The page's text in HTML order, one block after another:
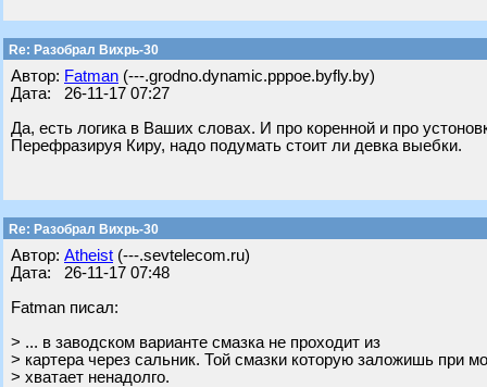
Re: Разобрал Вихрь-30
Автор: Fatman (---.grodno.dynamic.pppoe.byfly.by)
Дата: 26-11-17 07:27
Да, есть логика в Ваших словах. И про коренной и про
Перефразируя Киру, надо подумать стоит ли девка выебки.
Re: Разобрал Вихрь-30
Автор: Atheist (---.sevtelecom.ru)
Дата: 26-11-17 07:48
Fatman писал:
> ... в заводском варианте смазка не проходит из
> картера через сальник. Той смазки которую заложишь при
> хватает ненадолго.